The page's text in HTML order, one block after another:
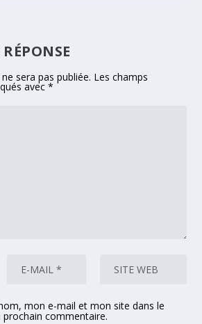
sera pas publiée. Les champs
avec*
mon e-mail et mon site dans le
commentaire.